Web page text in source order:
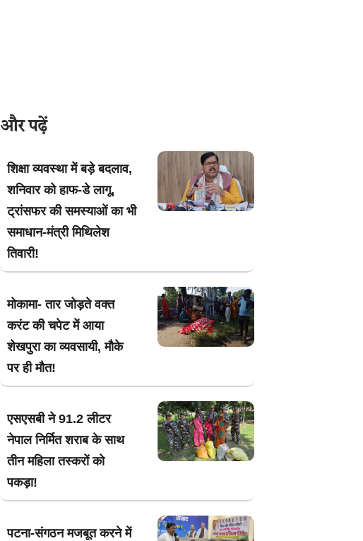
और पढ़ें
शिक्षा व्यवस्था में बड़े बदलाव,
शनिवार को हाफ-डे लागू,
ट्रांसफर की समस्याओं का भी
समाधान-मंत्री मिथिलेश
तिवारी!
मोकामा- तार जोड़ते वक्त
करंट की चपेट में आया
शेखपुरा का व्यवसायी, मौके
पर ही मौत!
एसएसबी ने 91.2 लीटर
नेपाल निर्मित शराब के साथ
तीन महिला तस्करों को
पकड़ा!
पटना-संगठन मजबूत करने में